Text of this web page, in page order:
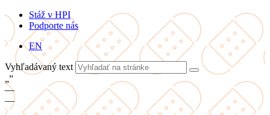
Stáž v HPI
Podporte nás
EN
Vyhľadávaný text
„”
—
—